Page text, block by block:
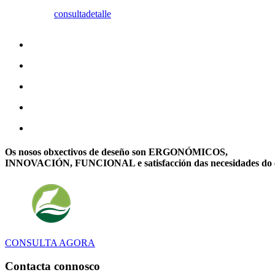
consultadetalle
Os nosos obxectivos de deseño son ERGONÓMICOS,
INNOVACIÓN, FUNCIONAL e satisfacción das necesidades do
CONSULTA AGORA
Contacta connosco